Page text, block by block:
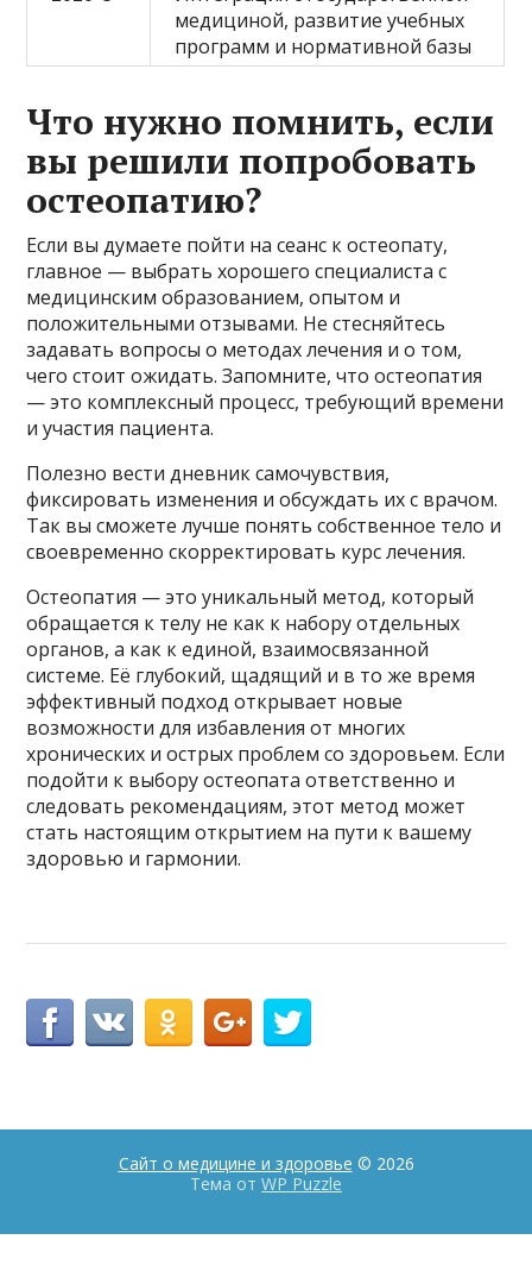
медициной, развитие учебных
программ и нормативной базы
Что нужно помнить, если
вы решили попробовать
остеопатию?
Если вы думаете пойти на сеанс к остеопату,
главное — выбрать хорошего специалиста с
медицинским образованием, опытом и
положительными отзывами. Не стесняйтесь
задавать вопросы о методах лечения и о том,
чего стоит ожидать. Запомните, что остеопатия
— это комплексный процесс, требующий времени
и участия пациента.
Полезно вести дневник самочувствия,
фиксировать изменения и обсуждать их с врачом.
Так вы сможете лучше понять собственное тело и
своевременно скорректировать курс лечения.
Остеопатия — это уникальный метод, который
обращается к телу не как к набору отдельных
органов, а как к единой, взаимосвязанной
системе. Её глубокий, щадящий и в то же время
эффективный подход открывает новые
возможности для избавления от многих
хронических и острых проблем со здоровьем. Если
подойти к выбору остеопата ответственно и
следовать рекомендациям, этот метод может
стать настоящим открытием на пути к вашему
здоровью и гармонии.
Сайт о медицине и здоровье © 2026
Тема от WP Puzzle